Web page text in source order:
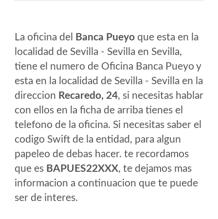
La oficina del Banca Pueyo que esta en la
localidad de Sevilla - Sevilla en Sevilla,
tiene el numero de Oficina Banca Pueyo y
esta en la localidad de Sevilla - Sevilla en la
direccion Recaredo, 24, si necesitas hablar
con ellos en la ficha de arriba tienes el
telefono de la oficina. Si necesitas saber el
codigo Swift de la entidad, para algun
papeleo de debas hacer. te recordamos
que es BAPUES22XXX, te dejamos mas
informacion a continuacion que te puede
ser de interes.